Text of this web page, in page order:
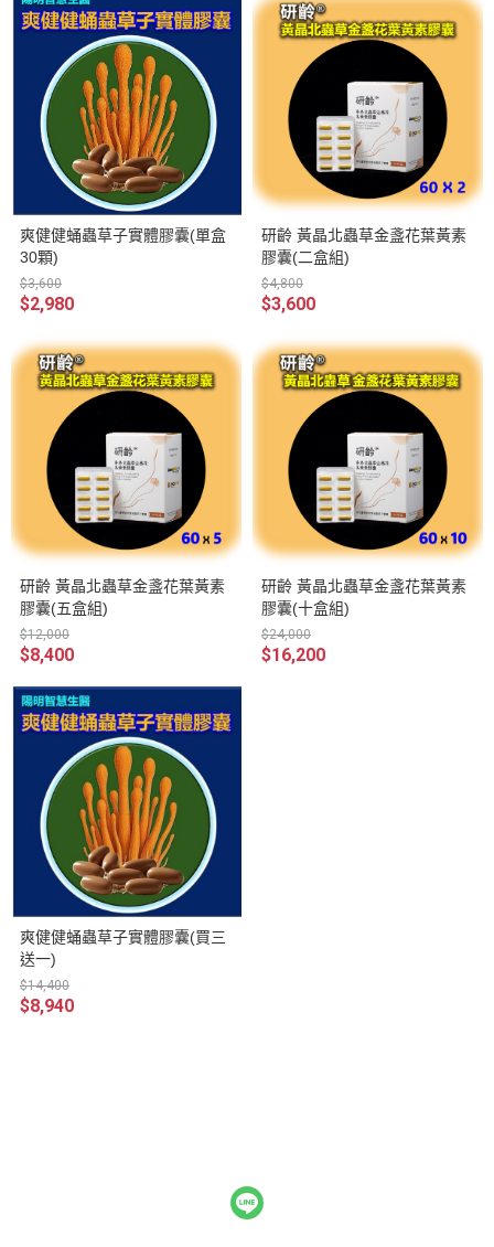
爽健健蛹蟲草子實體膠囊(單盒
30顆)
$3,600
$2,980
研齡 黃晶北蟲草金盞花葉黃素
膠囊(二盒組)
$4,800
$3,600
研齡 黃晶北蟲草金盞花葉黃素
膠囊(五盒組)
$12,000
$8,400
研齡 黃晶北蟲草金盞花葉黃素
膠囊(十盒組)
$24,000
$16,200
爽健健蛹蟲草子實體膠囊(買三
送一)
$14,400
$8,940